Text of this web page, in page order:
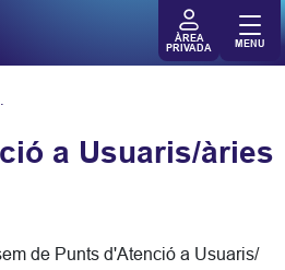
ÀREA
PRIVADA
MENU
(PAU)
a Usuaris/àries
de Punts d'Atenció a Usuaris/